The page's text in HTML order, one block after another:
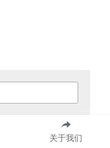
关于我们